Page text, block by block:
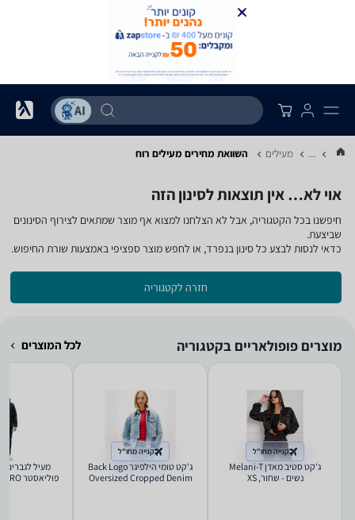
... מעילים השוואת מחירים מעילים ‏רוח
אוי לא… אין תוצאות לסינון הזה
חיפשנו בכל הקטגוריה, אבל לא הצלחנו למצוא אף מוצר שמתאים לצירוף הסינונים
שביצעת.
כדאי לנסות לבצע כל סינון בנפרד, או לחפש מוצר ספציפי באמצעות שורת החיפוש.
חזרה לקטגוריה
מוצרים פופולאריים בקטגוריה לכל המוצרים
קנייה מחו"ל
ג'קט סטיב מאדן Melani-T
נשים - שחור, XS
קנייה מחו"ל
ג'קט טומי הילפיגר Back Logo
Oversized Cropped Denim
פוליאסטר UMBRO - מידה: XL